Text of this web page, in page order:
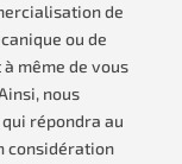
de
ou de
même de vous
nous
répondra au
considération